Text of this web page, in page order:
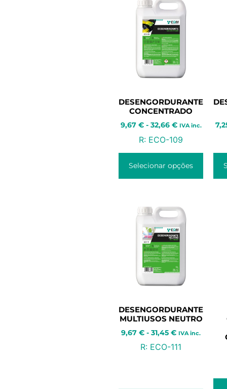
DESENGORDURANTE
CONCENTRADO
9,67 € - 32,66 € IVA inc.
R: ECO-109
Selecionar opções
DESENGORDURANTE
MULTIUSOS NEUTRO
9,67 € - 31,45 € IVA inc.
R: ECO-111